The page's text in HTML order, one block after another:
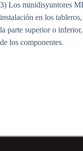
3) Los minidisyuntores
instalación en los
la parte superior o
de los componentes.